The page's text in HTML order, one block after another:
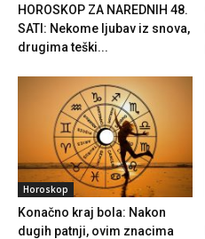
HOROSKOP ZA NAREDNIH 48.
SATI: Nekome ljubav iz snova,
drugima teški...
Horoskop
Konačno kraj bola: Nakon
dugih patnji, ovim znacima